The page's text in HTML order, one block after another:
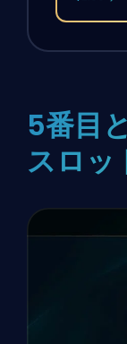
5番目
スロッ